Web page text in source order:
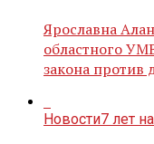
Ярославна
областного
закона против
Новости7 лет